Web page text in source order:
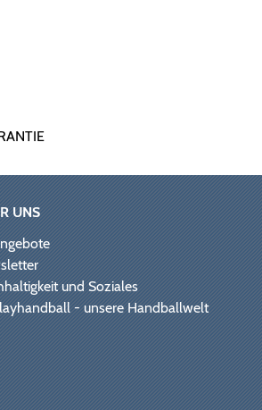
UNS
und Soziales
- unsere Handballwelt